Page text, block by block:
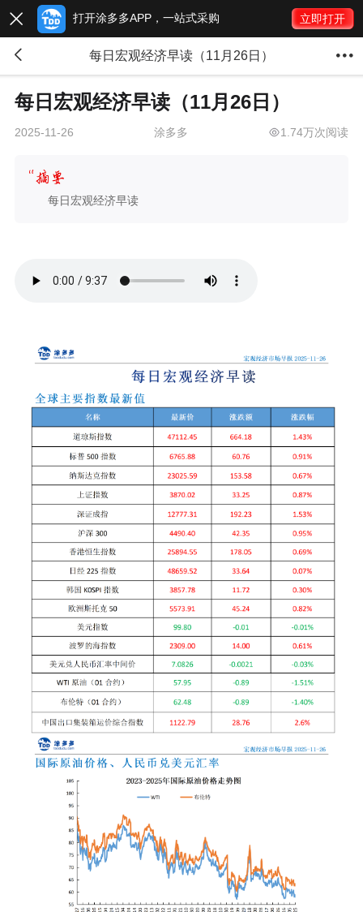
 打开涂多多APP，一站式采购 立即打开
 每日宏观经济早读（11月26日） 
每日宏观经济早读（11月26日）
2025-11-26 涂多多 1.74万次阅读
每日宏观经济早读